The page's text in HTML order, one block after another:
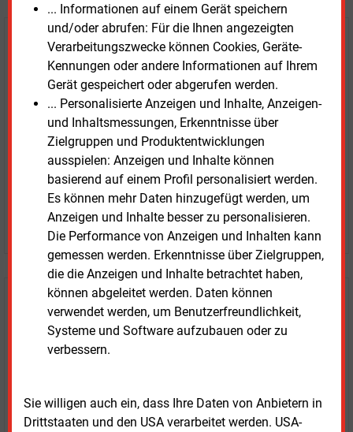
... Informationen auf einem Gerät speichern
und/oder abrufen: Für die Ihnen angezeigten
Verarbeitungszwecke können Cookies, Geräte-
Kennungen oder andere Informationen auf Ihrem
Gerät gespeichert oder abgerufen werden.
... Personalisierte Anzeigen und Inhalte, Anzeigen-
und Inhaltsmessungen, Erkenntnisse über
Zielgruppen und Produktentwicklungen
ausspielen: Anzeigen und Inhalte können
basierend auf einem Profil personalisiert werden.
Es können mehr Daten hinzugefügt werden, um
Anzeigen und Inhalte besser zu personalisieren.
Die Performance von Anzeigen und Inhalten kann
gemessen werden. Erkenntnisse über Zielgruppen,
die die Anzeigen und Inhalte betrachtet haben,
können abgeleitet werden. Daten können
verwendet werden, um Benutzerfreundlichkeit,
Systeme und Software aufzubauen oder zu
verbessern.
Sie willigen auch ein, dass Ihre Daten von Anbietern in
Drittstaaten und den USA verarbeitet werden. USA-
Testen SieE&M
kostenlos und
unverbindlich
Zwei Wochen kostenfreier Zugang
Zugang auf stündlich aktualisierte Nachrichten mit
Prognose- und Marktdaten
+ einmal täglich E&M daily
+ zwei Ausgaben der Zeitung E&M
ohne automatische Verlängerung
JETZT KOSTENLOS TESTEN
Login für Kunden